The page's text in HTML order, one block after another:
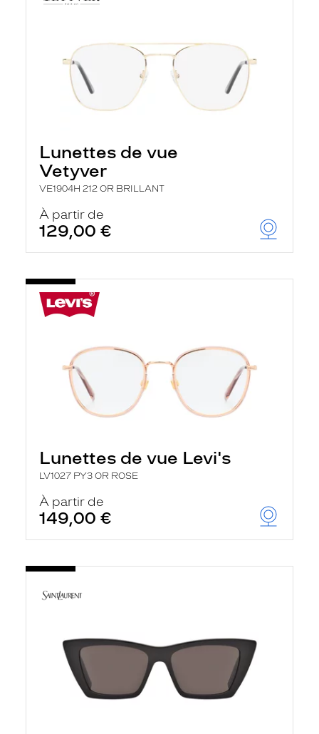
Lunettes de vue
Vetyver
VE1904H 212 OR BRILLANT
À partir de
129,00 €
Lunettes de vue Levi's
LV1027 PY3 OR ROSE
À partir de
149,00 €